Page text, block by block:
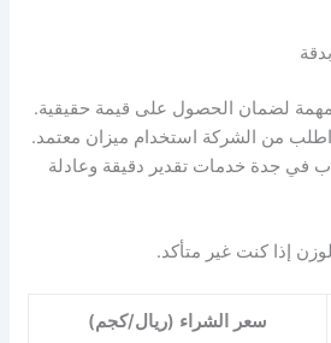
لضمان الحصول على قيمة حقيقية.
اطلب من الشركة استخدام ميزان معتمد.
في جدة خدمات تقدير دقيقة وعادلة
إذا كنت غير متأكد.
سعر الشراء (ريال/كجم)